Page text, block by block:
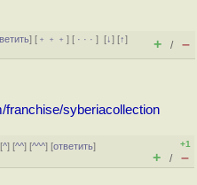
] [ ﹢﹢﹢] [ · · ·][↓] [↑]
+ / –
franchise/syberiacollection
^] [^^] [^^^] [ответить]
+1
+ / –